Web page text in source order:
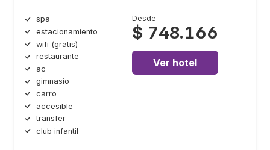
spa
estacionamiento
wifi (gratis)
restaurante
ac
gimnasio
carro
accesible
transfer
club infantil
Desde
$ 748.166
Ver hotel